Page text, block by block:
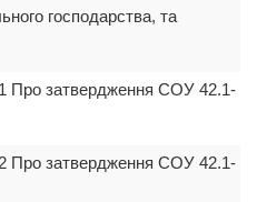
господарства, та
Про затвердження СОУ 42.1-
Про затвердження СОУ 42.1-